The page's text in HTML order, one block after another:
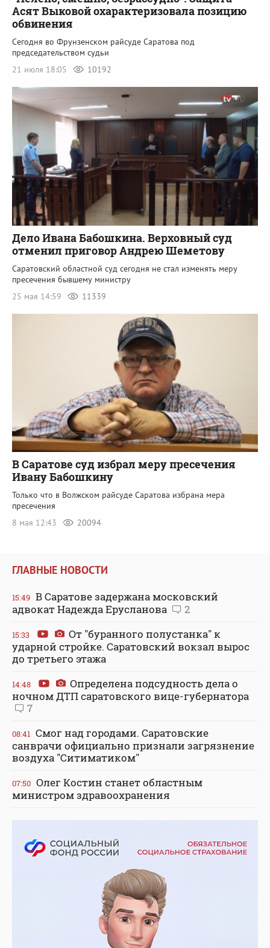
Асят Выковой охарактеризовала позицию
обвинения
Сегодня во Фрунзенском райсуде Саратова под
председательством судьи
21 июля 18:05
10192
Дело Ивана Бабошкина. Верховный суд
отменил приговор Андрею Шеметову
Саратовский областной суд сегодня не стал изменять меру
пресечения бывшему министру
25 мая 14:59
11339
В Саратове суд избрал меру пресечения
Ивану Бабошкину
Только что в Волжском райсуде Саратова избрана мера
пресечения
8 мая 12:43
20094
ГЛАВНЫЕ НОВОСТИ
15:49 В Саратове задержана московский
адвокат Надежда Ерусланова
2
15:33
От "буранного полустанка" к
ударной стройке. Саратовский вокзал вырос
до третьего этажа
14:48
Определена подсудность дела о
ночном ДТП саратовского вице-губернатора
7
08:41 Смог над городами. Саратовские
санврачи официально признали загрязнение
воздуха "Ситиматиком"
07:50 Олег Костин станет областным
министром здравоохранения